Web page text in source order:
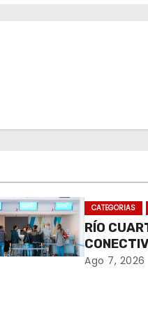
CATEGORIAS
RÍO
CUATRO
Ago 7, 2026